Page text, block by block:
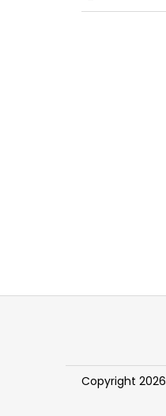
Z
Copyright 2026